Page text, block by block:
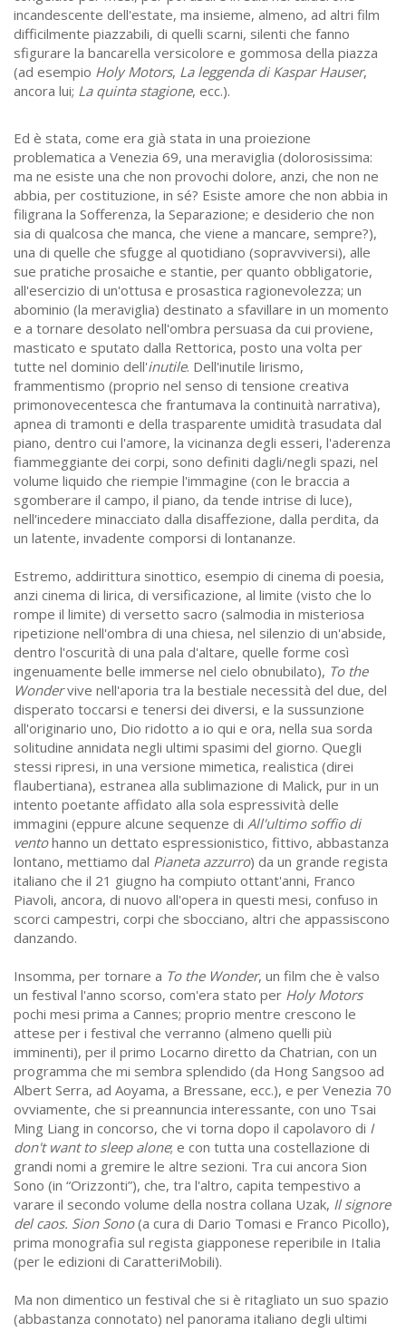
incandescente dell'estate, ma insieme, almeno, ad altri film
difficilmente piazzabili, di quelli scarni, silenti che fanno
sfigurare la bancarella versicolore e gommosa della piazza
(ad esempio Holy Motors, La leggenda di Kaspar Hauser,
ancora lui; La quinta stagione, ecc.).
Ed è stata, come era già stata in una proiezione
problematica a Venezia 69, una meraviglia (dolorosissima:
ma ne esiste una che non provochi dolore, anzi, che non ne
abbia, per costituzione, in sé? Esiste amore che non abbia in
filigrana la Sofferenza, la Separazione; e desiderio che non
sia di qualcosa che manca, che viene a mancare, sempre?),
una di quelle che sfugge al quotidiano (sopravviversi), alle
sue pratiche prosaiche e stantie, per quanto obbligatorie,
all'esercizio di un'ottusa e prosastica ragionevolezza; un
abominio (la meraviglia) destinato a sfavillare in un momento
e a tornare desolato nell'ombra persuasa da cui proviene,
masticato e sputato dalla Rettorica, posto una volta per
tutte nel dominio dell'inutile. Dell'inutile lirismo,
frammentismo (proprio nel senso di tensione creativa
primonovecentesca che frantumava la continuità narrativa),
apnea di tramonti e della trasparente umidità trasudata dal
piano, dentro cui l'amore, la vicinanza degli esseri, l'aderenza
fiammeggiante dei corpi, sono definiti dagli/negli spazi, nel
volume liquido che riempie l'immagine (con le braccia a
sgomberare il campo, il piano, da tende intrise di luce),
nell'incedere minacciato dalla disaffezione, dalla perdita, da
un latente, invadente comporsi di lontananze.
Estremo, addirittura sinottico, esempio di cinema di poesia,
anzi cinema di lirica, di versificazione, al limite (visto che lo
rompe il limite) di versetto sacro (salmodia in misteriosa
ripetizione nell'ombra di una chiesa, nel silenzio di un'abside,
dentro l'oscurità di una pala d'altare, quelle forme così
ingenuamente belle immerse nel cielo obnubilato), To the
Wondervive nell'aporia tra la bestiale necessità del due, del
disperato toccarsi e tenersi dei diversi, e la sussunzione
all'originario uno, Dio ridotto a io qui e ora, nella sua sorda
solitudine annidata negli ultimi spasimi del giorno. Quegli
stessi ripresi, in una versione mimetica, realistica (direi
flaubertiana), estranea alla sublimazione di Malick, pur in un
intento poetante affidato alla sola espressività delle
immagini (eppure alcune sequenze di All'ultimo soffio di
ventohanno un dettato espressionistico, fittivo, abbastanza
lontano, mettiamo dal Pianeta azzurro) da un grande regista
italiano che il 21 giugno ha compiuto ottant'anni, Franco
Piavoli, ancora, di nuovo all'opera in questi mesi, confuso in
scorci campestri, corpi che sbocciano, altri che appassiscono
danzando.
Insomma, per tornare a To the Wonder, un film che è valso
un festival l'anno scorso, com'era stato per Holy Motors
pochi mesi prima a Cannes; proprio mentre crescono le
attese per i festival che verranno (almeno quelli più
imminenti), per il primo Locarno diretto da Chatrian, con un
programma che mi sembra splendido (da Hong Sangsoo ad
Albert Serra, ad Aoyama, a Bressane, ecc.), e per Venezia 70
ovviamente, che si preannuncia interessante, con uno Tsai
Ming Liang in concorso, che vi torna dopo il capolavoro di I
don't want to sleep alone; e con tutta una costellazione di
grandi nomi a gremire le altre sezioni. Tra cui ancora Sion
Sono (in “Orizzonti”), che, tra l'altro, capita tempestivo a
varare il secondo volume della nostra collana Uzak, Il signore
del caos. Sion Sono(a cura di Dario Tomasi e Franco Picollo),
prima monografia sul regista giapponese reperibile in Italia
(per le edizioni di CaratteriMobili).
Ma non dimentico un festival che si è ritagliato un suo spazio
(abbastanza connotato) nel panorama italiano degli ultimi